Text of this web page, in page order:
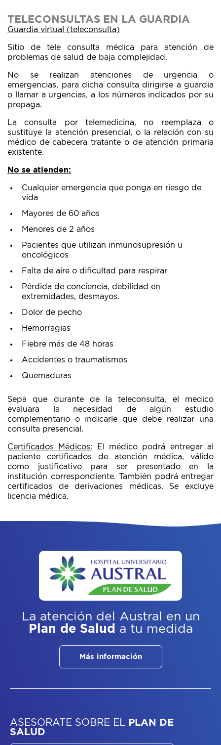
Guardia virtual (teleconsulta)
Sitio de tele consulta médica para atención de
problemas de salud de baja complejidad.
No se realizan atenciones de urgencia o
emergencias, para dicha consulta dirigirse a guardia
o llamar a urgencias, a los números indicados por su
prepaga.
La consulta por telemedicina, no reemplaza o
sustituye la atención presencial, o la relación con su
médico de cabecera tratante o de atención primaria
existente.
No se atienden:
Cualquier emergencia que ponga en riesgo de
vida
Mayores de 60 años
Menores de 2 años
Pacientes que utilizan inmunosupresión u
oncológicos
Falta de aire o dificultad para respirar
Pérdida de conciencia, debilidad en
extremidades, desmayos.
Dolor de pecho
Hemorragias
Fiebre más de 48 horas
Accidentes o traumatismos
Quemaduras
Sepa que durante de la teleconsulta, el medico
evaluara la necesidad de algún estudio
complementario o indicarle que debe realizar una
consulta presencial.
Certificados Médicos: El médico podrá entregar al
paciente certificados de atención médica, válido
como justificativo para ser presentado en la
institución correspondiente. También podrá entregar
certificados de derivaciones médicas. Se excluye
licencia médica.
La atención del Austral
en un
Plan de Salud a tu medida
Más información